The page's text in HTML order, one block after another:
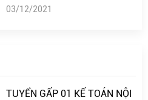
03/12/2021
TUYỂN GẤP 01 KẾ TOÁN NỘI